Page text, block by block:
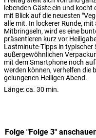
lebenden Gäste ein und
mit Blick auf die neuesten
alle mit. In lockerer Runde,
Mitbringseln, wird es eine
präsentieren kurz vor
Lastminute-Tipps in typischer
außergewöhnlichen
mit dem Smartphone noch
werden können, verhelfen die
gelungenen Heiligen Abend.
Länge: ca. 30 min.
Folge "Folge 3"